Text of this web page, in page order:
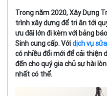
Trong năm 2020, Xây Dựng
trình xây dựng để tri ân tới
ưu đãi lớn đi kèm với bảng
Sinh cung cấp. Vớidịch vụ
có nhiều đổi mới để cải thiện
đến cho quý gia chủ sự hài
nhất có thể.